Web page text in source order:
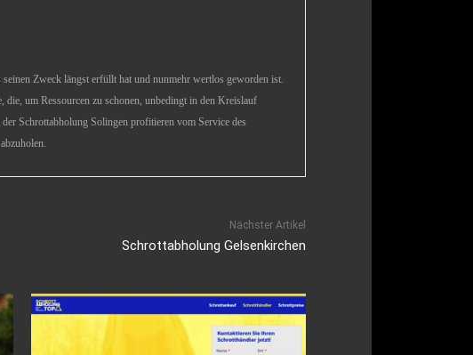
Zweck längst erfüllt hat und nunmehr wertlos geworden ist.
um Ressourcen zu schonen, unbedingt in den Kreislauf
Schrottabholung Solingen profitieren vom Service des
Nächster Artikel
Schrottabholung Gelsenkirchen